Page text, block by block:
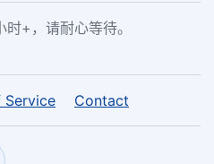
+，请耐心等待。
Service Contact